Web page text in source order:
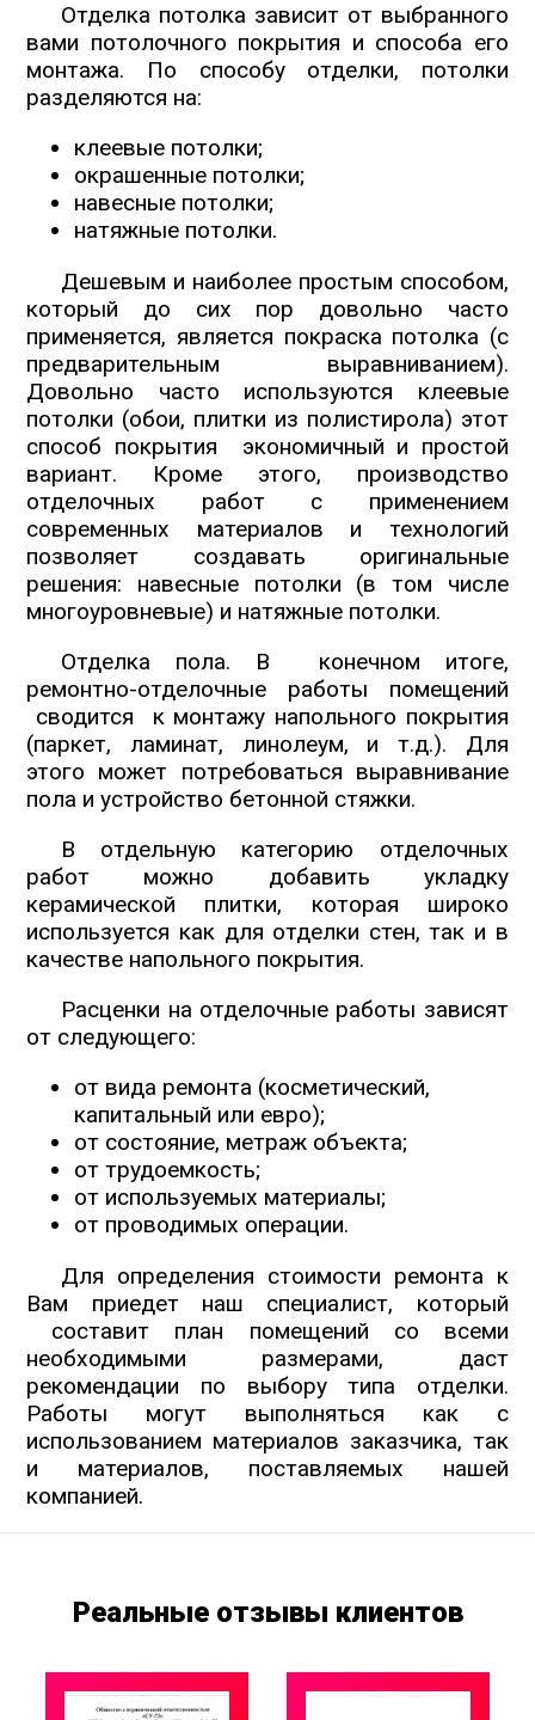
Отделка потолка зависит от выбранного
вами потолочного покрытия и способа его
монтажа. По способу отделки, потолки
разделяются на:
клеевые потолки;
окрашенные потолки;
навесные потолки;
натяжные потолки.
Дешевым и наиболее простым способом,
который до сих пор довольно часто
применяется, является покраска потолка (с
предварительным выравниванием).
Довольно часто используются клеевые
потолки (обои, плитки из полистирола) этот
способ покрытия экономичный и простой
вариант. Кроме этого, производство
отделочных работ с применением
современных материалов и технологий
позволяет создавать оригинальные
решения: навесные потолки (в том числе
многоуровневые) и натяжные потолки.
Отделка пола. В конечном итоге,
ремонтно-отделочные работы помещений
сводится к монтажу напольного покрытия
(паркет, ламинат, линолеум, и т.д.). Для
этого может потребоваться выравнивание
пола и устройство бетонной стяжки.
В отдельную категорию отделочных
работ можно добавить укладку
керамической плитки, которая широко
используется как для отделки стен, так и в
качестве напольного покрытия.
Расценки на отделочные работы зависят
от следующего:
от вида ремонта (косметический,
капитальный или евро);
от состояние, метраж объекта;
от трудоемкость;
от используемых материалы;
от проводимых операции.
Для определения стоимости ремонта к
Вам приедет наш специалист, который
составит план помещений со всеми
необходимыми размерами, даст
рекомендации по выбору типа отделки.
Работы могут выполняться как с
использованием материалов заказчика, так
и материалов, поставляемых нашей
компанией.
Реальные отзывы клиентов